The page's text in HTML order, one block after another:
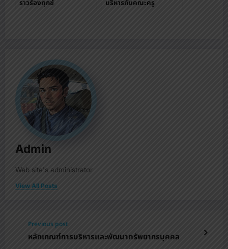
ราวร้องทุกข์
บริหารกับคณะครู
Admin
Web site's administrator
View All Posts
Previous post
หลักเกณฑ์การบริหารและพัฒนาทรัพยากรบุคคล